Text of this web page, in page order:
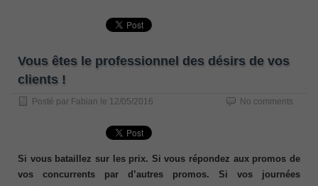
Vous êtes le professionnel des désirs de vos
clients !
Posté par Fabian le 12/05/2016 No comments
Si vous bataillez sur les prix. Si vous répondez aux promos de
vos concurrents par d’autres promos. Si vos journées